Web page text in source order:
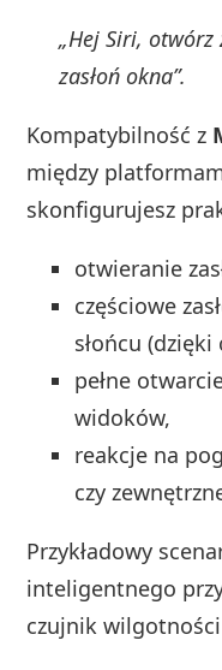
„Hej Siri, otwórz
zasłoń okna”.
Kompatybilność z
między
skonfigurujesz
otwieranie
częściowe
słońcu
pełne
widoków,
reakcje na
czy
Przykładowy
inteligentnego
czujnik